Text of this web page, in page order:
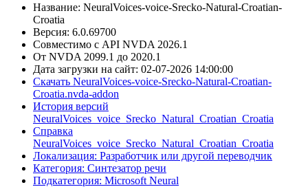
Название: NeuralVoices-voice-Srecko-Natural-Croatian-
Croatia
Версия: 6.0.69700
Совместимо с API NVDA 2026.1
От NVDA 2099.1 до 2020.1
Дата загрузки на сайт: 02-07-2026 14:00:00
Скачать NeuralVoices-voice-Srecko-Natural-Croatian-
Croatia.nvda-addon
История версий
NeuralVoices_voice_Srecko_Natural_Croatian_Croatia
Справка
NeuralVoices_voice_Srecko_Natural_Croatian_Croatia
Локализация: Разработчик или другой переводчик
Категория: Синтезатор речи
Подкатегория: Microsoft Neural